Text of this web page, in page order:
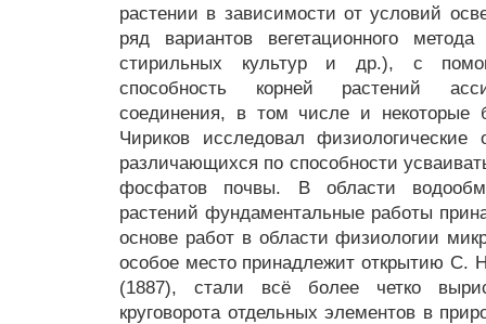
растении в зависимости от условий
ряд вариантов вегетационного
стирильных культур и др.), с
способность корней растений
соединения, в том числе и некоторые
Чириков исследовал физиологические
различающихся по способности
фосфатов почвы. В области
растений фундаментальные работы
основе работ в области физиологии
особое место принадлежит открытию С.
(1887), стали всё более четко
круговорота отдельных элементов в